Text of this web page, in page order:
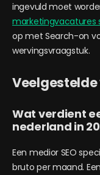
ingevuld moet
marketingvacatures
op met Search-on
wervingsvraagstuk.
Wat verdient
nederland in
Een medior SEO
bruto per maand.